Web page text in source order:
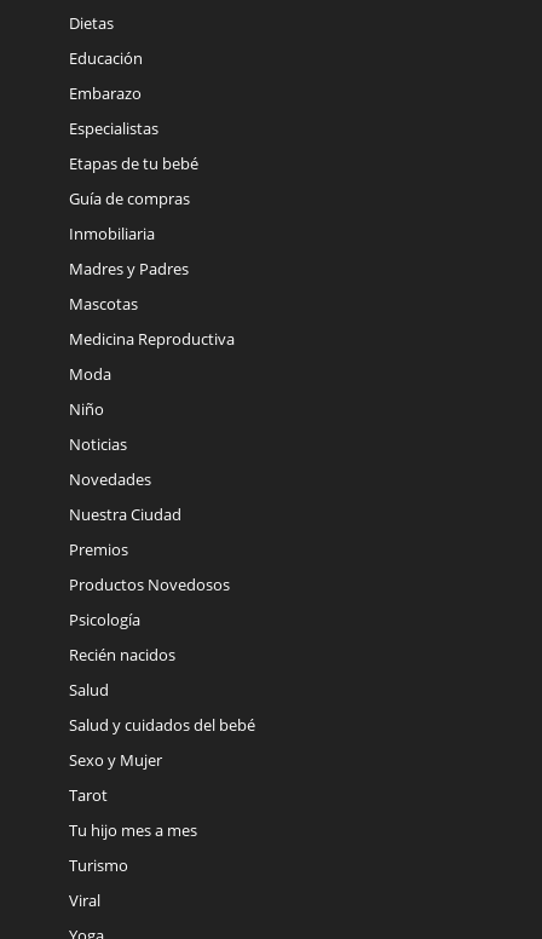
Dietas
Educación
Embarazo
Especialistas
Etapas de tu bebé
Guía de compras
Inmobiliaria
Madres y Padres
Mascotas
Medicina Reproductiva
Moda
Niño
Noticias
Novedades
Nuestra Ciudad
Premios
Productos Novedosos
Psicología
Recién nacidos
Salud
Salud y cuidados del bebé
Sexo y Mujer
Tarot
Tu hijo mes a mes
Turismo
Viral